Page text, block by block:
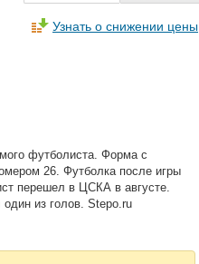
Узнать о снижении цены
футболиста. Форма с
26. Футболка после игры
перешел в ЦСКА в августе.
из голов. Stepo.ru